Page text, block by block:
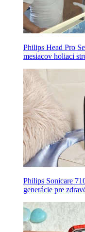
Philips Head Pro
mesiacov holiaci
Philips Sonicare
generácie pre